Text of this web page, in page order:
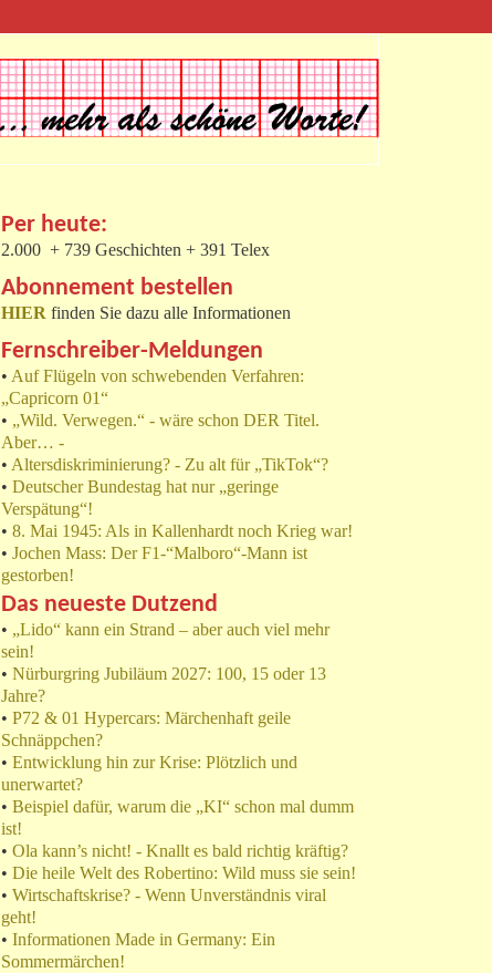
Per heute:
2.000 + 739 Geschichten + 391 Telex
Abonnement bestellen
HIER finden Sie dazu alle Informationen
Fernschreiber-Meldungen
• Auf Flügeln von schwebenden Verfahren:
„Capricorn 01“
• „Wild. Verwegen.“ - wäre schon DER Titel.
Aber… -
• Altersdiskriminierung? - Zu alt für „TikTok“?
• Deutscher Bundestag hat nur „geringe
Verspätung“!
• 8. Mai 1945: Als in Kallenhardt noch Krieg war!
• Jochen Mass: Der F1-“Malboro“-Mann ist
gestorben!
Das neueste Dutzend
• „Lido“ kann ein Strand – aber auch viel mehr
sein!
• Nürburgring Jubiläum 2027: 100, 15 oder 13
Jahre?
• P72 & 01 Hypercars: Märchenhaft geile
Schnäppchen?
• Entwicklung hin zur Krise: Plötzlich und
unerwartet?
• Beispiel dafür, warum die „KI“ schon mal dumm
ist!
• Ola kann’s nicht! - Knallt es bald richtig kräftig?
• Die heile Welt des Robertino: Wild muss sie sein!
• Wirtschaftskrise? - Wenn Unverständnis viral
geht!
• Informationen Made in Germany: Ein
Sommermärchen!